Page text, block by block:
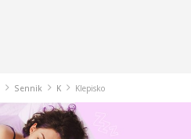
Sennik K Klepisko